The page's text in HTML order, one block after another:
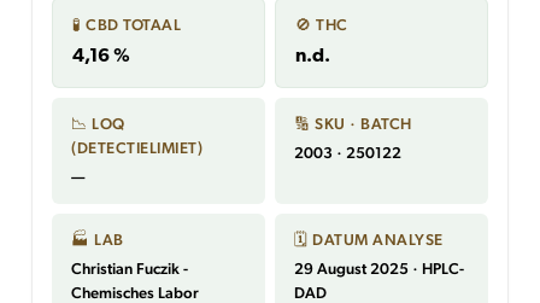
🧪 CBD TOTAAL
4,16 %
🚫 THC
n.d.
📉 LOQ
(DETECTIELIMIET)
—
🔢 SKU · BATCH
2003 · 250122
🏭 LAB
Christian Fuczik -
Chemisches Labor
🗓 DATUM ANALYSE
29 August 2025 · HPLC-
DAD